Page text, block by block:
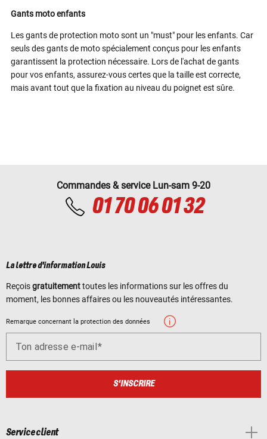
Gants moto enfants
Les gants de protection moto sont un "must" pour les enfants. Car
seuls des gants de moto spécialement conçus pour les enfants
garantissent la protection nécessaire. Lors de l'achat de gants
pour vos enfants, assurez-vous certes que la taille est correcte,
mais avant tout que la fixation au niveau du poignet est sûre.
Commandes & service Lun-sam 9-20
01 70 06 01 32
La lettre d'information Louis
Reçoisgratuitementtoutes les informations sur les offres du
moment, les bonnes affaires ou les nouveautés intéressantes.
Remarque concernant la protection des données
Ton adresse e-mail
S'INSCRIRE
Service client